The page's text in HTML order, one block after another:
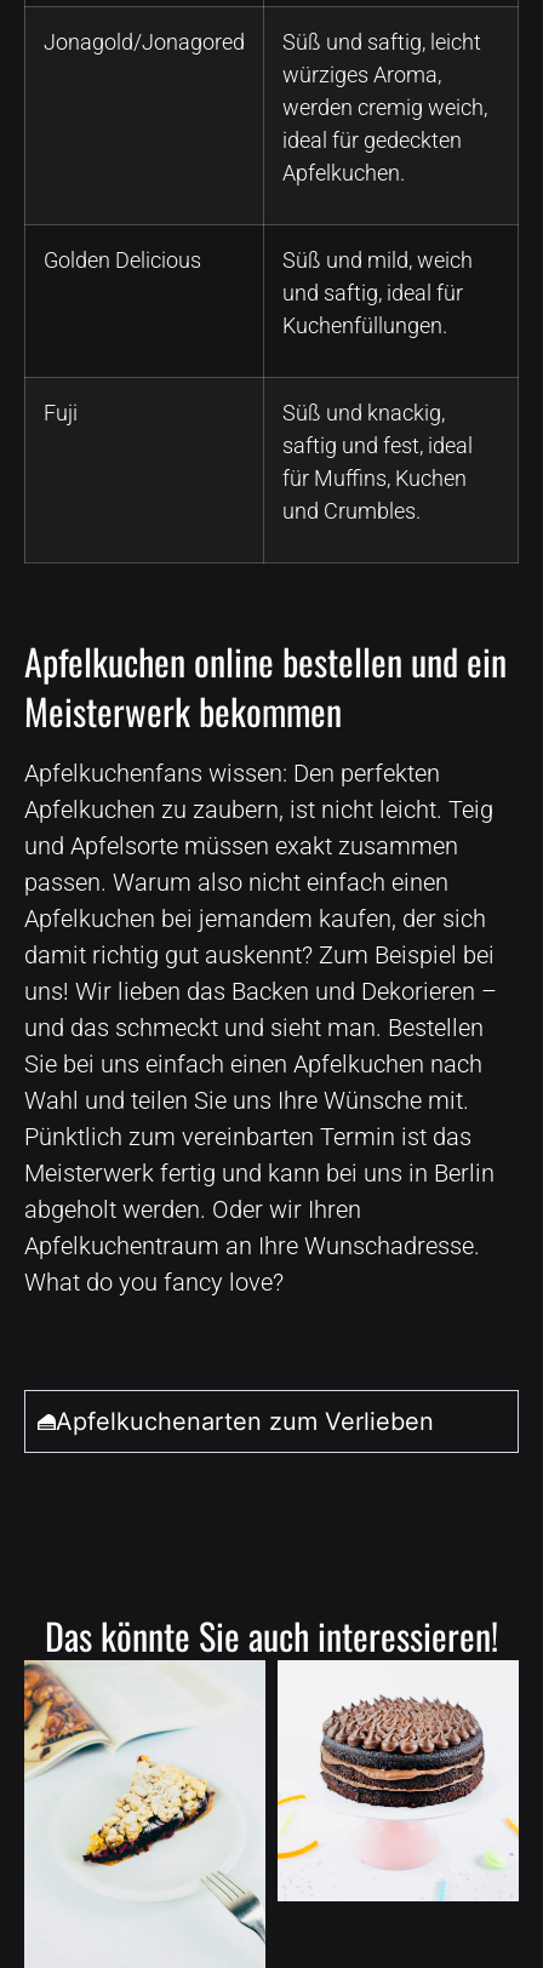
Jonagold/Jonagored
Süß und saftig, leicht
würziges Aroma,
werden cremig weich,
ideal für gedeckten
Apfelkuchen.
Golden Delicious
Süß und mild, weich
und saftig, ideal für
Kuchenfüllungen.
Fuji
Süß und knackig,
saftig und fest, ideal
für Muffins, Kuchen
und Crumbles.
Apfelkuchen online bestellen und ein
Meisterwerk bekommen
Apfelkuchenfans wissen: Den perfekten
Apfelkuchen zu zaubern, ist nicht leicht. Teig
und Apfelsorte müssen exakt zusammen
passen. Warum also nicht einfach einen
Apfelkuchen bei jemandem kaufen, der sich
damit richtig gut auskennt? Zum Beispiel bei
uns! Wir lieben das Backen und Dekorieren –
und das schmeckt und sieht man. Bestellen
Sie bei uns einfach einen Apfelkuchen nach
Wahl und teilen Sie uns Ihre Wünsche mit.
Pünktlich zum vereinbarten Termin ist das
Meisterwerk fertig und kann bei uns in Berlin
abgeholt werden. Oder wir Ihren
Apfelkuchentraum an Ihre Wunschadresse.
What do you fancy love?
Apfelkuchenarten zum Verlieben
Das könnte Sie auch interessieren!